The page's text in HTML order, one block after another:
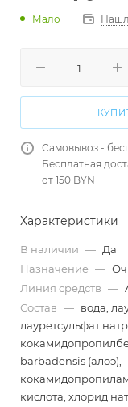
Мало
Самовывоз -
Бесплатная
от 150 BYN
Характеристики
В наличии — Да
Назначение —
Линия средств —
Состав — вода,
лауретсульфат
barbadensis (алоэ),
кислота, хлорид